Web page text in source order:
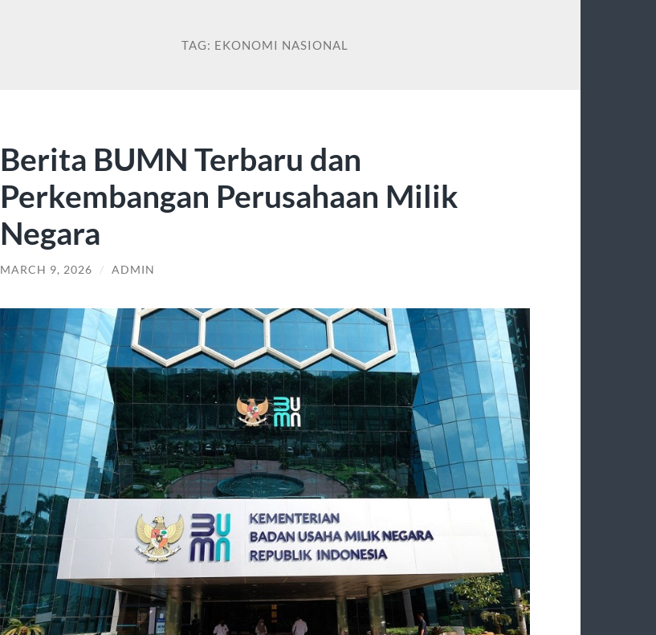
TAG: EKONOMI NASIONAL
Berita BUMN Terbaru dan
Perkembangan Perusahaan Milik
Negara
MARCH 9, 2026 / ADMIN